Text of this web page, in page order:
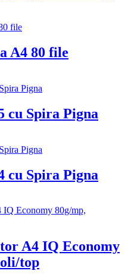
A4 80 file
cu Spira Pigna
cu Spira Pigna
A4 IQ Economy
top